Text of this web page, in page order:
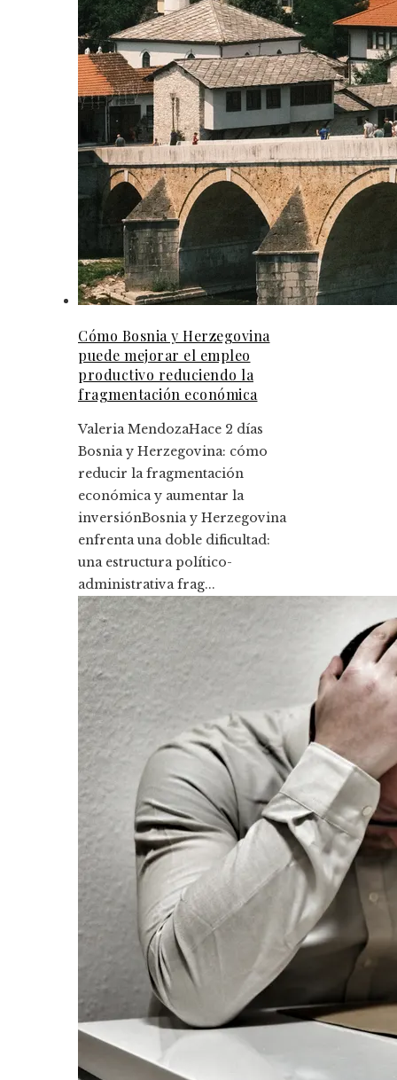
Cómo Bosnia y Herzegovina
puede mejorar el empleo
productivo reduciendo la
fragmentación económica
Valeria MendozaHace 2 días
Bosnia y Herzegovina: cómo
reducir la fragmentación
económica y aumentar la
inversiónBosnia y Herzegovina
enfrenta una doble dificultad:
una estructura político-
administrativa frag...